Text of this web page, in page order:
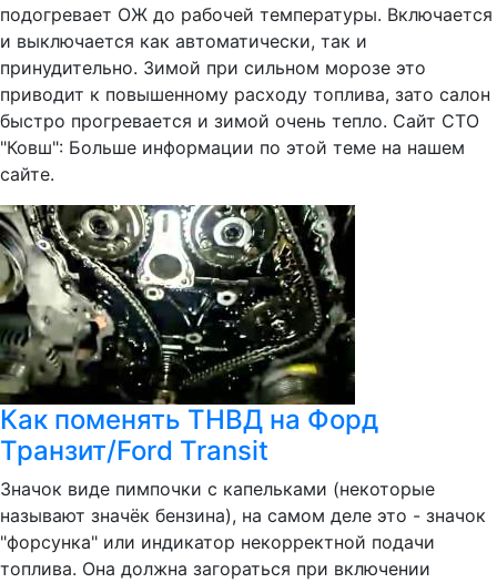
подогревает ОЖ до рабочей температуры. Включается
и выключается как автоматически, так и
принудительно. Зимой при сильном морозе это
приводит к повышенному расходу топлива, зато салон
быстро прогревается и зимой очень тепло. Сайт СТО
"Ковш": Больше информации по этой теме на нашем
сайте.
Как поменять ТНВД на Форд
Транзит/Ford Transit
Значок виде пимпочки с капельками (некоторые
называют значёк бензина), на самом деле это - значок
"форсунка" или индикатор некорректной подачи
топлива. Она должна загораться при включении